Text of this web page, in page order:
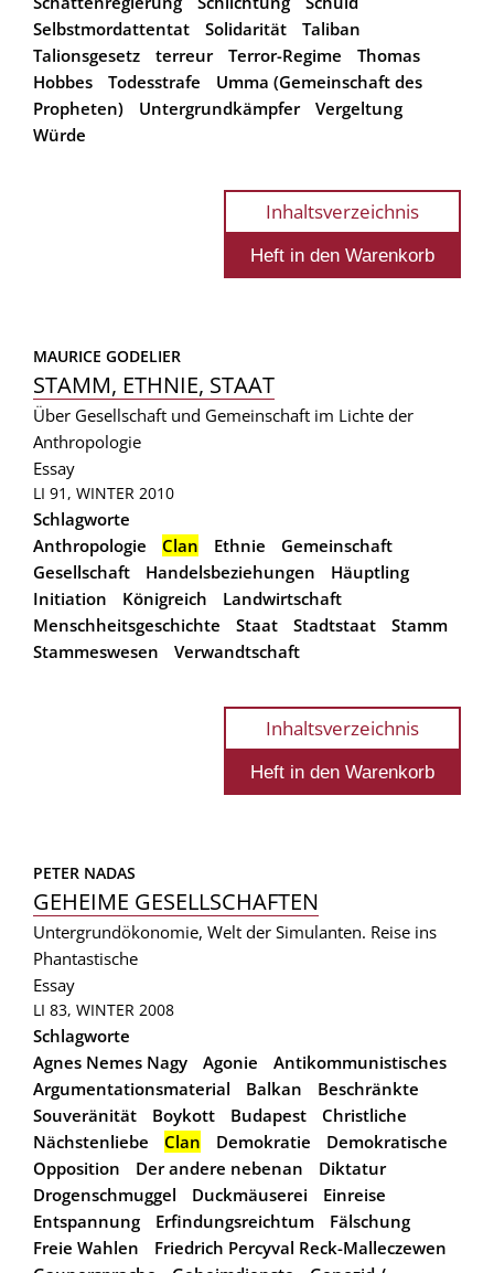
Selbstmordattentat
Solidarität
Taliban
Talionsgesetz
terreur Terror-Regime
Thomas
Hobbes
Todesstrafe
Umma (Gemeinschaft des
Propheten)
Untergrundkämpfer
Vergeltung
Würde
Inhaltsverzeichnis
MAURICE GODELIER
STAMM, ETHNIE, STAAT
Über Gesellschaft und Gemeinschaft im Lichte der
Anthropologie
Essay
LI 91, WINTER 2010
Schlagworte
Anthropologie
Clan Ethnie
Gemeinschaft
Gesellschaft
Handelsbeziehungen
Häuptling
Initiation
Königreich
Landwirtschaft
Menschheitsgeschichte
Staat Stadtstaat
Stamm
Stammeswesen
Verwandtschaft
Inhaltsverzeichnis
PETER NADAS
GEHEIME GESELLSCHAFTEN
Untergrundökonomie, Welt der Simulanten. Reise ins
Phantastische
Essay
LI 83, WINTER 2008
Schlagworte
Agnes Nemes Nagy
Agonie
Antikommunistisches
Argumentationsmaterial
Balkan
Beschränkte
Souveränität
Boykott Budapest
Christliche
Nächstenliebe
Clan Demokratie
Demokratische
Opposition
Der andere nebenan
Diktatur
Drogenschmuggel
Duckmäuserei
Einreise
Entspannung
Erfindungsreichtum
Fälschung
Freie Wahlen
Friedrich Percyval Reck-Malleczewen